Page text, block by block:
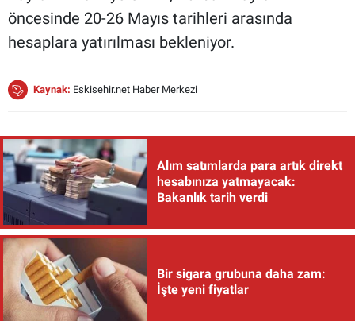
öncesinde 20-26 Mayıs tarihleri arasında
hesaplara yatırılması bekleniyor.
Kaynak: Eskisehir.net Haber Merkezi
Alım satımlarda para artık direkt
hesabınıza yatmayacak:
Bakanlık tarih verdi
Bir sigara grubuna daha zam:
İşte yeni fiyatlar